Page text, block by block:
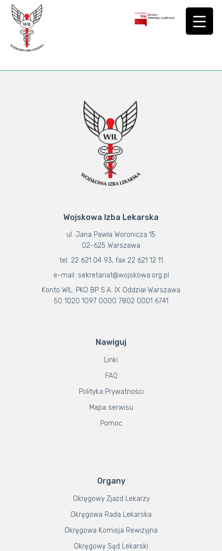
Wojskowa Izba Lekarska
ul. Jana Pawła Woronicza 15
02-625 Warszawa
tel. 22 621 04 93, fax 22 621 12 11
e-mail: sekretariat@wojskowa.org.pl
Konto WIL: PKO BP S.A. IX Oddział Warszawa
50 1020 1097 0000 7802 0001 6741
Nawiguj
Linki
FAQ
Polityka Prywatności
Mapa serwisu
Pomoc
.
Organy
Okręgowy Zjazd Lekarzy
Okręgowa Rada Lekarska
Okręgowa Komisja Rewizyjna
Okręgowy Sąd Lekarski